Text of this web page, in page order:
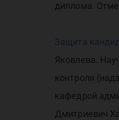
диплома.
Защита
Яковлева.
контроля
кафедрой
Дмитриевич